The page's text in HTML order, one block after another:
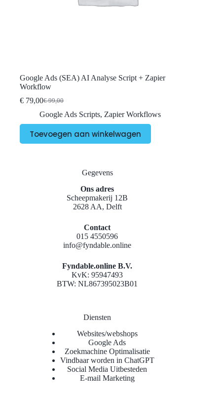
Google Ads (SEA) AI Analyse Script + Zapier
Workflow
€99,00
Oorspronkelijke
prijs
was:
€ 99,00.
€ 79,00Huidige
prijs
is:
€ 79,00.
Google Ads Scripts, Zapier Workflows
Toevoegen aan winkelwagen
Gegevens
Ons adres
Scheepmakerij 12B
2628 AA, Delft
Contact
015 4550596
info@fyndable.online
Fyndable.online B.V.
KvK: 95947493
BTW: NL867395023B01
Diensten
Websites/webshops
Google Ads
Zoekmachine Optimalisatie
Vindbaar worden in ChatGPT
Social Media Uitbesteden
E-mail Marketing